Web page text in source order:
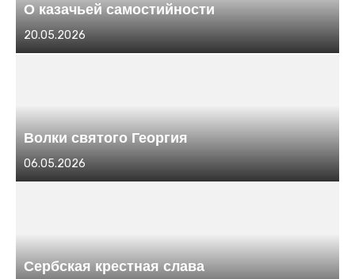
О казачьей самостийности
Размещено
в
20.05.2026
Волки святого Георгия
Размещено
в
06.05.2026
Сербская крестная слава